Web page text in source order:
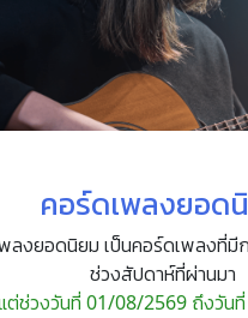
คอร์ดเพลงยอด
ลงยอดนิยม เป็นคอร์ดเพลงที่มี
ช่วงสัปดาห์ที่ผ่านมา
ต่ช่วงวันที่ 01/08/2569 ถึงวัน